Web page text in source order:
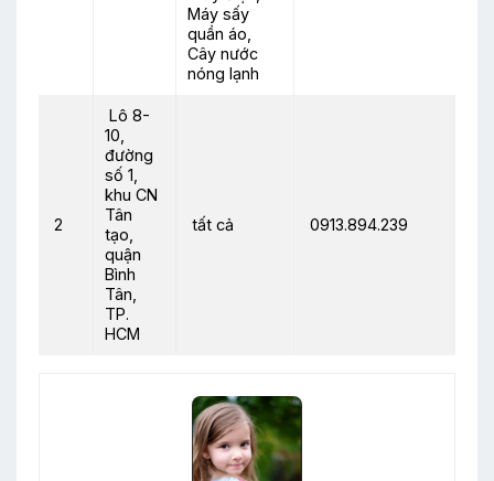
Máy sấy
quần áo,
Cây nước
nóng lạnh
2
Lô 8-
10,
đường
số 1,
khu CN
Tân
tạo,
quận
Bình
Tân,
TP.
HCM
tất cả 0913.894.239